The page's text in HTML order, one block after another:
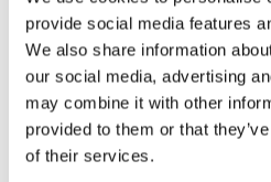
provide social media features
We also share information
our social media, advertising
may combine it with other
provided to them or that
of their services.
Această întârziere face
Meniurile flexibile și
instrumente-cheie pentru
când costurile ingredientelor
Citește povestea